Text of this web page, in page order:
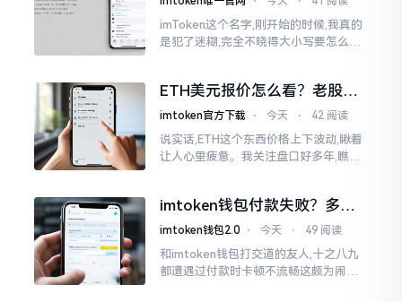
imToken这个名字,刚开始的时候,我真的
是犯了迷糊,完全不晓得大小写要怎么去
ETH美元报价怎么看？老股民
手把手教你盯盘
imtoken官方下载 ⋅ 今天 ⋅ 42 阅读
说实话,ETH这个东西价格上下波动,瞅着
让人心里疲惫。我关注盘口好多年,瞧见
判断。
imtoken钱包付款失败？多半
是这几个原因闹的
imtoken钱包2.0 ⋅ 今天 ⋅ 49 阅读
和imtoken钱包打交道的友人,十之八九
都遭遇过付款时卡顿不流畅这颇为闹心